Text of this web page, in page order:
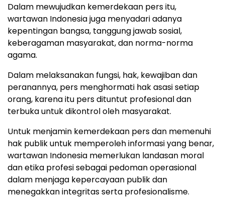
Dalam mewujudkan kemerdekaan pers itu,
wartawan Indonesia juga menyadari adanya
kepentingan bangsa, tanggung jawab sosial,
keberagaman masyarakat, dan norma-norma
agama.
Dalam melaksanakan fungsi, hak, kewajiban dan
peranannya, pers menghormati hak asasi setiap
orang, karena itu pers dituntut profesional dan
terbuka untuk dikontrol oleh masyarakat.
Untuk menjamin kemerdekaan pers dan memenuhi
hak publik untuk memperoleh informasi yang benar,
wartawan Indonesia memerlukan landasan moral
dan etika profesi sebagai pedoman operasional
dalam menjaga kepercayaan publik dan
menegakkan integritas serta profesionalisme.